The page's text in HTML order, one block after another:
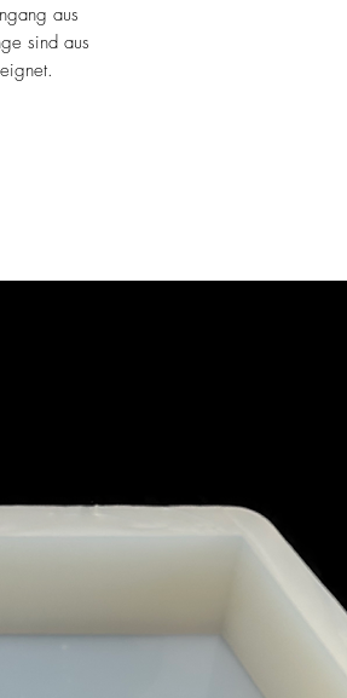
aus
sind aus